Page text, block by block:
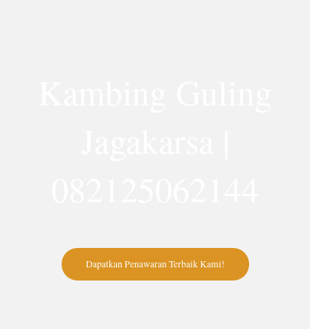
Dapatkan Penawaran Terbaik Kami!